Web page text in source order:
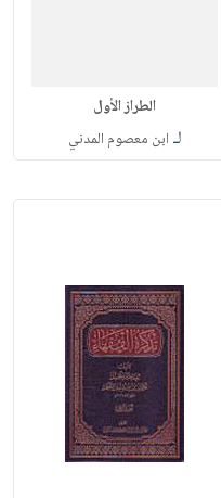
الطراز الأول
لـ ابن معصوم المدني